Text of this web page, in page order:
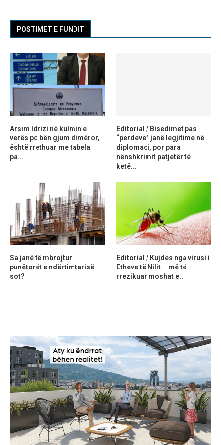
POSTIMET E FUNDIT
Arsim Idrizi në kulmin e
verës po bën gjum dimëror,
është rrethuar me tabela
pa...
Editorial / Bisedimet pas
“perdeve” janë legjitime në
diplomaci, por para
nënshkrimit patjetër të
ketë...
Sa janë të mbrojtur
punëtorët e ndërtimtarisë
sot?
Editorial / Kujdes nga virusi i
Etheve të Nilit – më të
rrezikuar moshat e...